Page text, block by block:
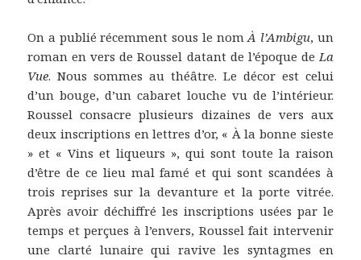
On a publié récemment sous le nomÀ l’Ambigu, un
roman en vers de Roussel datant de l’époque deLa
Vue. Nous sommes au théâtre. Le décor est celui
d’un bouge, d’un cabaret louche vu de l’intérieur.
Roussel consacre plusieurs dizaines de vers aux
deux inscriptions en lettres d’or, « À la bonne sieste
» et « Vins et liqueurs », qui sont toute la raison
d’être de ce lieu mal famé et qui sont scandées à
trois reprises sur la devanture et la porte vitrée.
Après avoir déchiffré les inscriptions usées par le
temps et perçues à l’envers, Roussel fait intervenir
une clarté lunaire qui ravive les syntagmes en